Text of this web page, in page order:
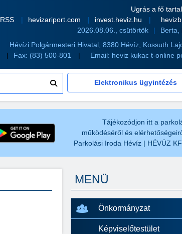
Ugrás a fő
RSS
hevizariport.com invest.heviz.hu
2026.08.06., csütörtök
Berta,
Hévízi Polgármesteri Hivatal, 8380 Hévíz, Kossuth
Fax: (83) 500-801 Email: heviz kukac t-online
Elektronikus ügyintézés
Tájékozódjon itt a
működéséről és
Parkolási Iroda Hévíz | HÉVÜZ
MENÜ
Önkormányzat
Képviselőtestület